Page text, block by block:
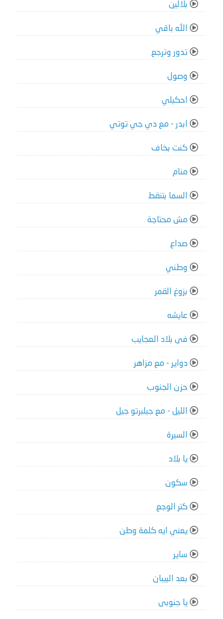
بلالين
الله باقي
تدور وترجع
وصول
احكيلي
ابدر - مع دي جي توتي
كنت بخاف
منام
السما بتنقط
مش محتاجة
صداع
وطني
بزوغ القمر
عايشه
فى بلاد العجايب
دواير - مع مزاهر
حزن الجنوب
الليل - مع جيلبرتو جيل
السيرة
يا بلاد
سكون
كتر الوجع
يعني ايه كلمة وطن
ساير
بعد البيبان
يا جنوبى